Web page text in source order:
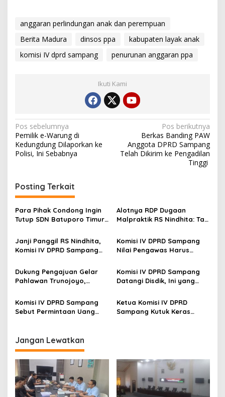
anggaran perlindungan anak dan perempuan
Berita Madura
dinsos ppa
kabupaten layak anak
komisi IV dprd sampang
penurunan anggaran ppa
Ikuti Kami
Navigasi
pos
Pos sebelumnya
Pemilik e-Warung di
Kedungdung Dilaporkan ke
Polisi, Ini Sebabnya
Pos berikutnya
Berkas Banding PAW
Anggota DPRD Sampang
Telah Dikirim ke Pengadilan
Tinggi
Posting Terkait
Para Pihak Condong Ingin
Tutup SDN Batuporo Timur
Siswanya
Alotnya RDP Dugaan
Malpraktik RS Nindhita: Tak
DPRD Sampang Agendakan
RDP Lagi
Janji Panggil RS Nindhita,
Komisi IV DPRD Sampang
Pencabutan Izin Jika…
Komisi IV DPRD Sampang
Nilai Pengawas Harus
Pertanggungjawaban atas
19 Gedung SMP Bermasalah
Dukung Pengajuan Gelar
Pahlawan Trunojoyo,
Minta Disporabudpar
Lakukan Ini
Komisi IV DPRD Sampang
Datangi Disdik, Ini yang
Komisi IV DPRD Sampang
Sebut Permintaan Uang
Ketua Komisi IV DPRD
Sampang Kutuk Keras
Jangan Lewatkan